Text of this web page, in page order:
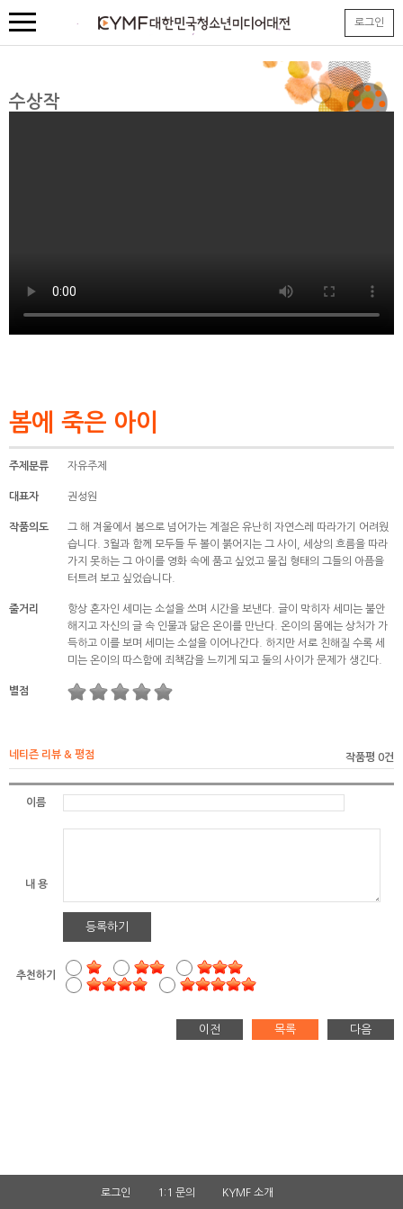
로그인
수상작
봄에 죽은 아이
주제분류 자유주제
대표자 권성원
작품의도
그 해 겨울에서 봄으로 넘어가는 계절은 유난히 자연스레 따라가기 어려웠
습니다. 3월과 함께 모두들 두 볼이 붉어지는 그 사이, 세상의 흐름을 따라
가지 못하는 그 아이를 영화 속에 품고 싶었고 물집 형태의 그들의 아픔을
터트려 보고 싶었습니다.
줄거리
항상 혼자인 세미는 소설을 쓰며 시간을 보낸다. 글이 막히자 세미는 불안
해지고 자신의 글 속 인물과 닮은 온이를 만난다. 온이의 몸에는 상처가 가
득하고 이를 보며 세미는 소설을 이어나간다. 하지만 서로 친해질 수록 세
미는 온이의 따스함에 죄책감을 느끼게 되고 둘의 사이가 문제가 생긴다.
별점
네티즌 리뷰 & 평점 작품평 0건
이름
내 용
등록하기
추천하기
이전 목록 다음
로그인 1:1 문의 KYMF 소개